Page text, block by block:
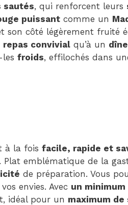
sautés, qui renforcent leurs
puissant comme un
son côté légèrement fruité
repas convivial qu’à un
froids, effilochés dans
à la fois facile, rapide et
emblématique de la
de préparation. Vous
envies. Avec un
idéal pour un maximum de